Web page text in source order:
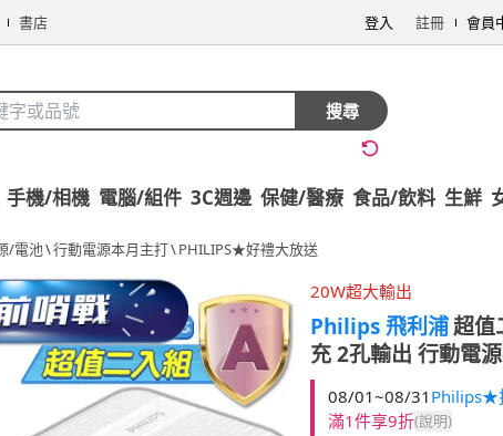
書店 登入 註冊 會員
搜尋
手機/相機 電腦/組件 3C週邊 保健/醫療 食品/飲料 生鮮
/電池\行動電源本月主打\PHILIPS★好禮大放送
20W超大輸出
Philips 飛利浦超值
充 2孔輸出 行動電
08/01~08/31 Philips★
滿1件享9折(說明)